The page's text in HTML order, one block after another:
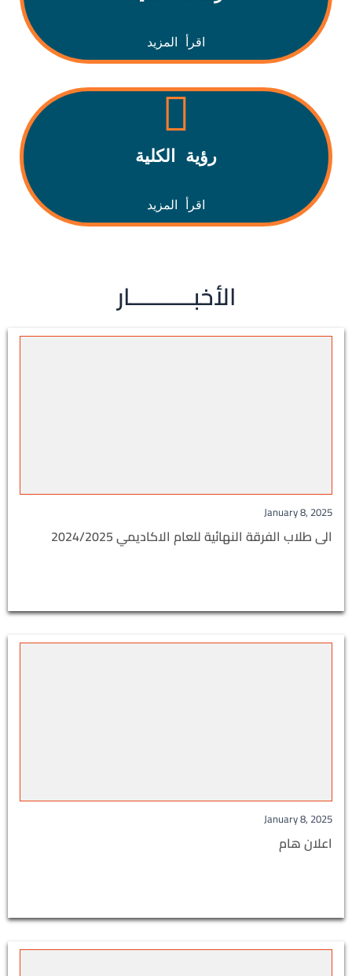
اقرأ المزيد
رؤية الكلية
اقرأ المزيد
الأخبــــــــــار
January 8, 2025
الى طلاب الفرقة النهائية للعام الاكاديمي 2024/2025
January 8, 2025
اعلان هام